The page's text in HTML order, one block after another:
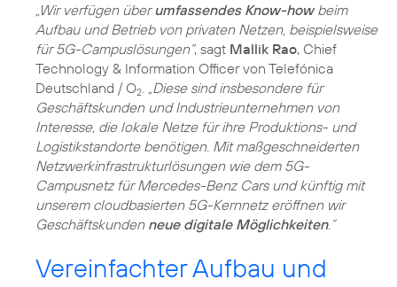
„Wir verfügen überumfassendes Know-howbeim
Aufbau und Betrieb von privaten Netzen, beispielsweise
für 5G-Campuslösungen“, sagt Mallik Rao, Chief
Technology & Information Officer von Telefónica
Deutschland / O2. „Diese sind insbesondere für
Geschäftskunden und Industrieunternehmen von
Interesse, die lokale Netze für ihre Produktions- und
Logistikstandorte benötigen. Mit maßgeschneiderten
Netzwerkinfrastrukturlösungen wie dem 5G-
Campusnetz für Mercedes-Benz Cars und künftig mit
unserem cloudbasierten 5G-Kernnetz eröffnen wir
Geschäftskunden neue digitale Möglichkeiten.“
Vereinfachter Aufbau und